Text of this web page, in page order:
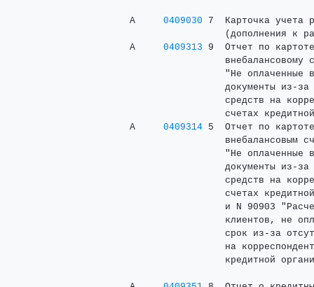
     А
0409030 7  Карточка
(дополнения к
     А
0409313 9  Отчет по
внебалансовому
"Не оплаченные
документы из-за
средств на
счетах
     А
0409314 5  Отчет по
внебалансовым
"Не оплаченные
документы из-за
средств на
счетах
и N 90903
клиентов, не
срок из-за
на
кредитной